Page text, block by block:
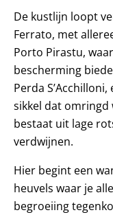
De kustlijn loopt
Ferrato, met
Porto Pirastu,
bescherming
Perda
sikkel dat
bestaat uit lage
verdwijnen.
Hier begint een
heuvels waar je
begroeiing